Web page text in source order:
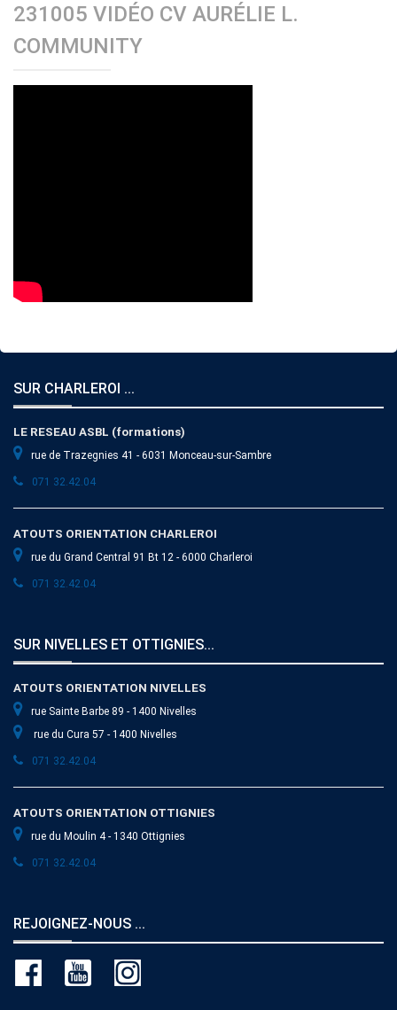
231005 VIDÉO CV AURÉLIE L.
COMMUNITY
SUR CHARLEROI ...
LE RESEAU ASBL (formations)
rue de Trazegnies 41 - 6031 Monceau-sur-Sambre
071 32.42.04
ATOUTS ORIENTATION CHARLEROI
rue du Grand Central 91 Bt 12 - 6000 Charleroi
071 32.42.04
SUR NIVELLES ET OTTIGNIES...
ATOUTS ORIENTATION NIVELLES
rue Sainte Barbe 89 - 1400 Nivelles
rue du Cura 57 - 1400 Nivelles
071 32.42.04
ATOUTS ORIENTATION OTTIGNIES
rue du Moulin 4 - 1340 Ottignies
071 32.42.04
REJOIGNEZ-NOUS ...